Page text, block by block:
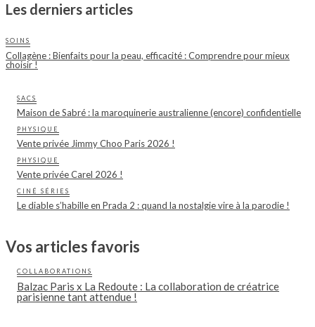
Les derniers articles
SOINS
Collagène : Bienfaits pour la peau, efficacité : Comprendre pour mieux
choisir !
SACS
Maison de Sabré : la maroquinerie australienne (encore) confidentielle
PHYSIQUE
Vente privée Jimmy Choo Paris 2026 !
PHYSIQUE
Vente privée Carel 2026 !
CINÉ SÉRIES
Le diable s’habille en Prada 2 : quand la nostalgie vire à la parodie !
Vos articles favoris
COLLABORATIONS
Balzac Paris x La Redoute : La collaboration de créatrice
parisienne tant attendue !